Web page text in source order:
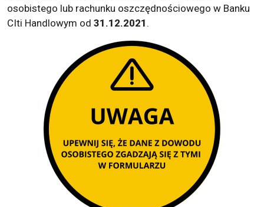
osobistego lub rachunku oszczędnościowego w Banku
CIti Handlowym od 31.12.2021 .